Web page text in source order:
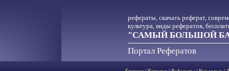
рефераты, скачать реферат,
культура, виды рефератов,
"САМЫЙ БОЛЬШОЙ
Портал Рефератов